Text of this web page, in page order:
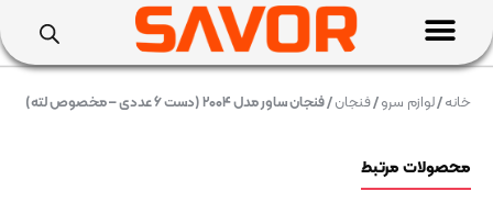
خانه/لوازم سرو/فنجان/ فنجان ساور مدل ۲۰۰۴ (دست ۶ عددی – مخصوص لته)
محصولات مرتبط